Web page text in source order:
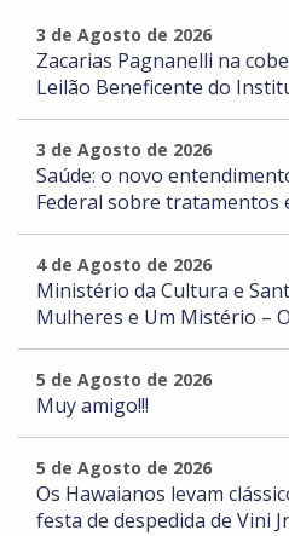
3 de Agosto de 2026
Zacarias Pagnanelli na
Leilão Beneficente do
3 de Agosto de 2026
Saúde: o novo
Federal sobre tratamentos
4 de Agosto de 2026
Ministério da Cultura e
Mulheres e Um Mistério –
5 de Agosto de 2026
Muy amigo!!!
5 de Agosto de 2026
Os Hawaianos levam
festa de despedida de Vini